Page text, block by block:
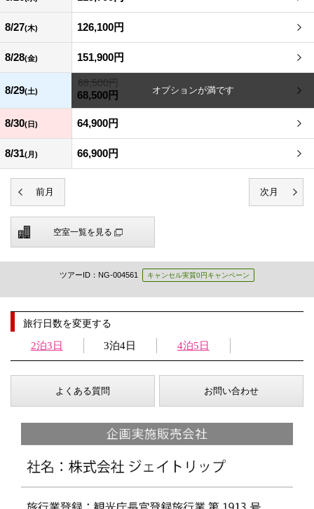
8/27(木) 126,100円
8/28(金) 151,900円
8/29(土)
68,500円
68,500円
8/30(日) 64,900円
8/31(月) 66,900円
空室一覧を見る
ツアーID：NG-004561 キャンセル実質0円キャンペーン
旅行日数を変更する
2泊3日 3泊4日 4泊5日
よくある質問 お問い合わせ